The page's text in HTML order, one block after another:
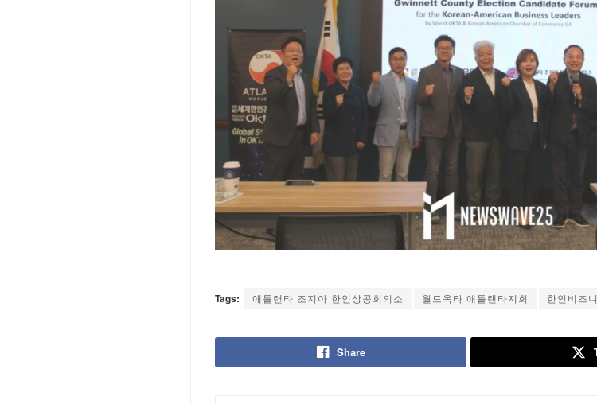
Tags: 애틀랜타 조지아 한인상공회의소 월드옥타 애틀랜타지회 한인비즈
Share